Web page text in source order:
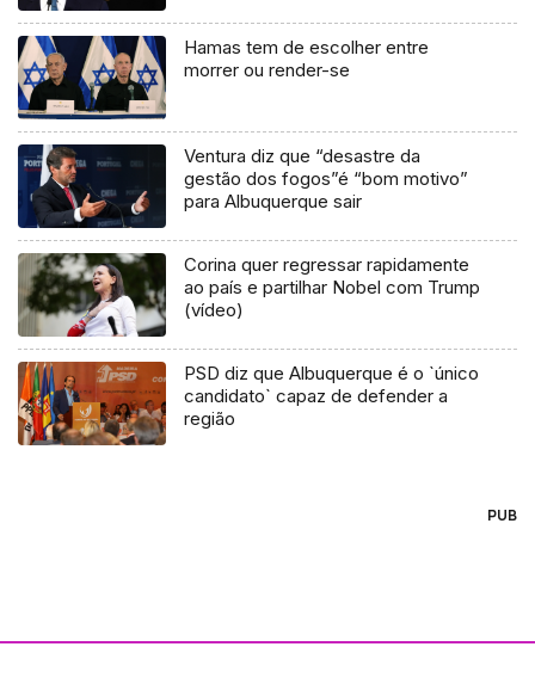
Hamas tem de escolher entre
morrer ou render-se
Ventura diz que “desastre da
gestão dos fogos”é “bom motivo”
para Albuquerque sair
Corina quer regressar rapidamente
ao país e partilhar Nobel com Trump
(vídeo)
PSD diz que Albuquerque é o `único
candidato` capaz de defender a
região
PUB